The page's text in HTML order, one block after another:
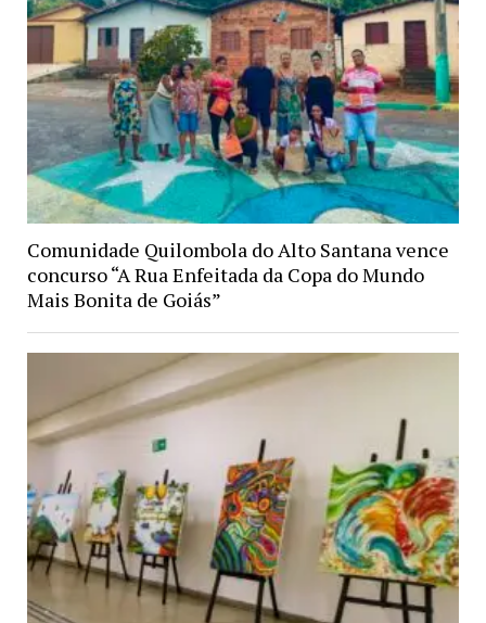
Comunidade Quilombola do Alto Santana vence
concurso “A Rua Enfeitada da Copa do Mundo
Mais Bonita de Goiás”